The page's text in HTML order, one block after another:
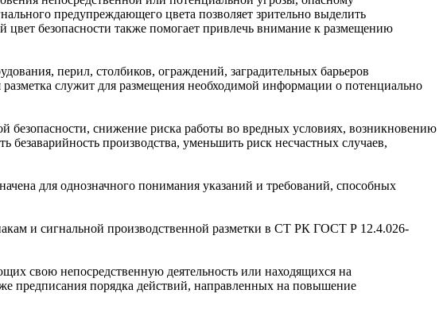
предупреждающего цвета позволяет зрительно выделить
цвет безопасности также помогает привлечь внимание к размещению
перил, столбиков, ограждений, заградительных барьеров
служит для размещения необходимой информации о потенциально
безопасности, снижение риска работы во вредных условиях, возникновению
производства, уменьшить риск несчастных случаев,
для однозначного понимания указаний и требований, способных
и сигнальной производственной разметки в СТ РК ГОСТ Р 12.4.026-
свою непосредственную деятельность или находящихся на
предписания порядка действий, направленных на повышение